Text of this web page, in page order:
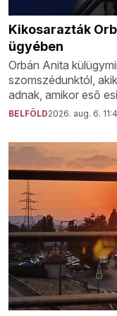
Kikosarazták
ügyében
Orbán Anita
szomszédunktól,
adnak, amikor eső
BELFÖLD2026. aug. 6.